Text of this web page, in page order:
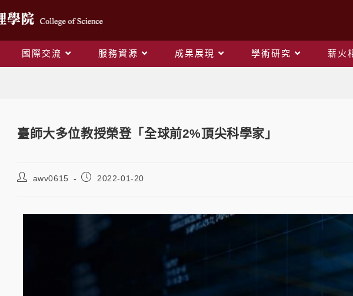
國際交流 服務資源 成果展現 學術研究 薪火
臺師大多位教授榮登「全球前2%頂尖科學家」
awv0615 2022-01-20